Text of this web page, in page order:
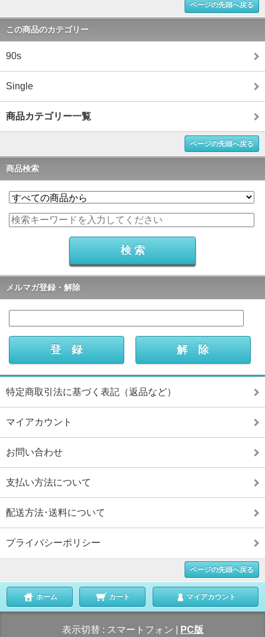
ページの先頭へ戻る
この商品のカテゴリー
90s
Single
商品カテゴリー一覧
ページの先頭へ戻る
商品検索
メルマガ登録・解除
特定商取引法に基づく表記（返品など）
マイアカウント
お問い合わせ
支払い方法について
配送方法･送料について
プライバシーポリシー
ページの先頭へ戻る
ホーム カート マイアカウント
表示切替 : スマートフォン PC版